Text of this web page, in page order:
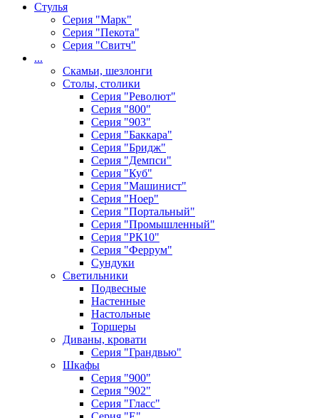
Стулья
Серия "Марк"
Серия "Пекота"
Серия "Свитч"
...
Скамьи, шезлонги
Столы, столики
Серия "Револют"
Серия "800"
Серия "903"
Серия "Баккара"
Серия "Бридж"
Серия "Демпси"
Серия "Куб"
Серия "Машинист"
Серия "Ноер"
Серия "Портальный"
Серия "Промышленный"
Серия "РК10"
Серия "Феррум"
Сундуки
Светильники
Подвесные
Настенные
Настольные
Торшеры
Диваны, кровати
Серия "Грандвью"
Шкафы
Серия "900"
Серия "902"
Серия "Гласс"